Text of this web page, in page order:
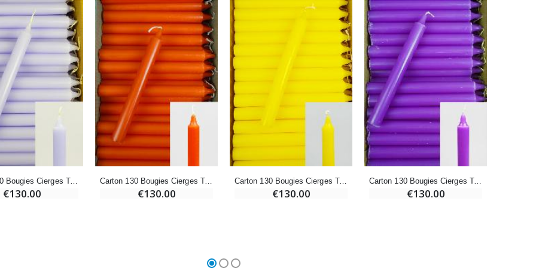
€5.50 €4.95
-25%
Lot de 20 Bougies de Neuvaine Blanches
€78.00 €58.50
Huile d'Onction
€9.90
Médaille Miraculeuse Rose - 19mm
€2.50
Chapelet de Lourdes en Bois
€5.00
€4.95
-25%
Lot de 20 Bougies de Neuvaine Blanches
€58.50
Huile d'Onction
€9.90
Carton 130 Bougies Cierges Teintées Masse Parme
€130.00
Carton 130 Bougies Cierges Teintées Masse Orange
€130.00
Carton 130 Bougies Cierges Teintées Masse Jaune
€130.00
Carton 130 Bougies Cierges Teintées Masse Violettes
€130.00